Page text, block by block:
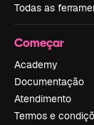
Todas as
Começar
Academy
Documentação
Atendimento
Termos e